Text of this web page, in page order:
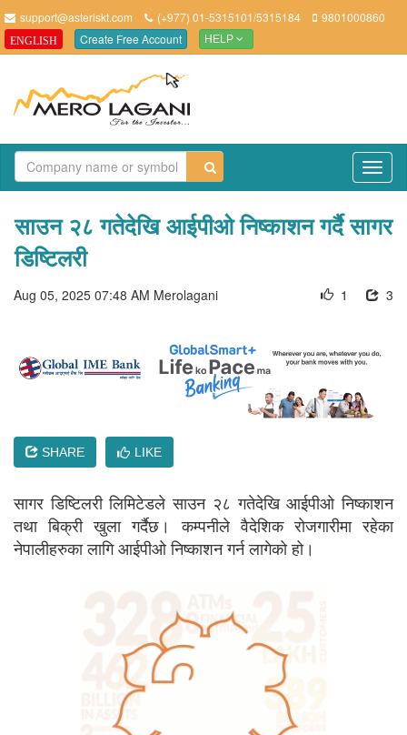
support@asteriskt.com (+977) 01-5315101/5315184 9801000860
ENGLISH Create Free Account HELP
साउन २८ गतेदेखि आईपीओ निष्काशन गर्दै सागर
डिष्टिलरी
Aug 05, 2025 07:48 AM Merolagani 3
1
SHARE LIKE
सागर डिष्टिलरी लिमिटेडले साउन २८ गतेदेखि आईपीओ निष्काशन
तथा बिक्री खुला गर्दैछ। कम्पनीले वैदेशिक रोजगारीमा रहेका
नेपालीहरुका लागि आईपीओ निष्काशन गर्न लागेको हो।